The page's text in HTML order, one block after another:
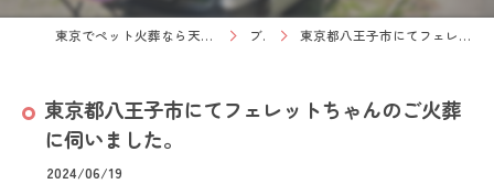
東京でペット火葬なら天国への扉 ペットメモリアル東京西 ブログ 東京都八王子市にてフェレットちゃんのご火葬に伺いました。
東京都八王子市にてフェレットちゃんのご火葬
に伺いました。
2024/06/19